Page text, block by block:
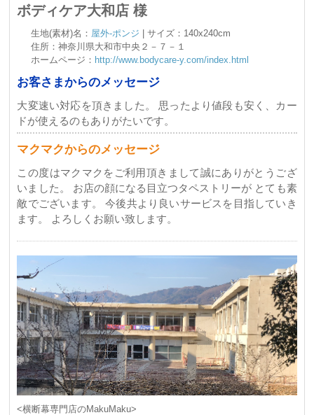
ボディケア大和店 様
生地(素材)名： 屋外-ポンジ | サイズ：140x240cm
住所：神奈川県大和市中央２－７－１
ホームページ： http://www.bodycare-y.com/index.html
お客さまからのメッセージ
大変速い対応を頂きました。 思ったより値段も安く、カー
ドが使えるのもありがたいです。
マクマクからのメッセージ
この度はマクマクをご利用頂きまして誠にありがとうござ
いました。 お店の顔になる目立つタペストリーが とても素
敵でございます。 今後共より良いサービスを目指していき
ます。 よろしくお願い致します。
<横断幕専門店のMakuMaku>